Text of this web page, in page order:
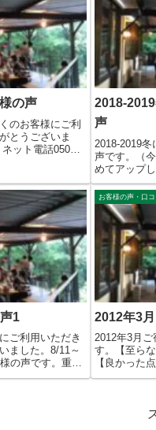
の声
のお客様にご利
とうございま
ット電話050～
2018-
声
2018-2019
声です。（
めてアップ
1
ご利用いただき
ました。8/11～
の声です。重
お客様の声・口コ
2012年3
2012年3月
す。【至ら
【良かった